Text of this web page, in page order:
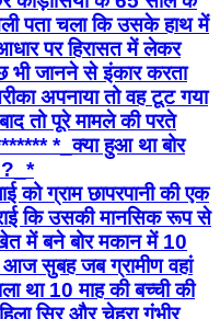
पता चला कि उसके हाथ में
पर हिरासत में लेकर
जानने से इंकार करता
अपनाया तो वह टूट गया
तो पूरे मामले की परते
*_क्या हुआ था बोर
?_*
ग्राम छापरपानी की एक
कि उसकी मानसिक रूप से
खेत में बने बोर मकान में 10
​आज सुबह जब ग्रामीण वहां
था 10 माह की बच्ची की
सिर और चेहरा गंभीर